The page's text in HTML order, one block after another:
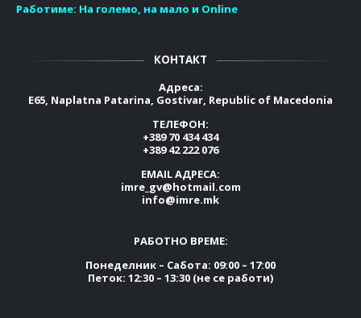
Работиме: На големо, на мало и Online
КОНТАКТ
Адреса:
E65, Naplatna Patarina, Gostivar, Republic of Macedonia
ТЕЛЕФОН:
+389 70 434 434
+389 42 222 076
EMAIL АДРЕСА:
imre_gv@hotmail.com
info@imre.mk
РАБОТНО ВРЕМЕ:
Понеделник – Сабота: 09:00 – 17:00
Петок: 12:30 – 13:30 (не се работи)